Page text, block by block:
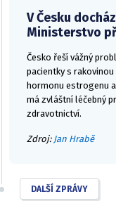
V Česku
Ministerstvo
Česko řeší vážný
pacientky s
hormonu estrogenu
má zvláštní léčebný
zdravotnictví.
Zdroj: Jan Hrabě
DALŠÍ ZPRÁVY